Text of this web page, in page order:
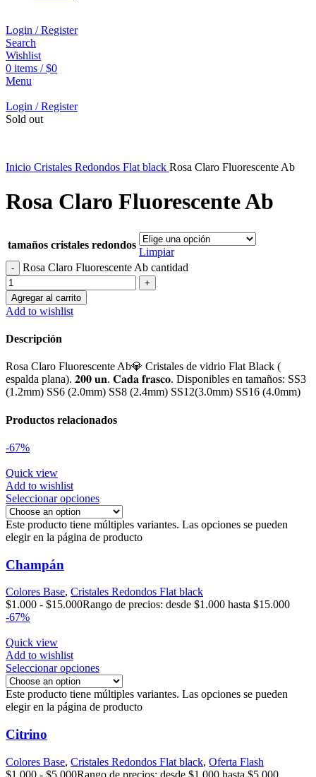
Login / Register
Search
Wishlist
0 items / $0
Menu
Login / Register
Sold out
Inicio Cristales Redondos Flat black Rosa Claro Fluorescente Ab
Rosa Claro Fluorescente Ab
tamaños cristales redondos
Limpiar
Rosa Claro Fluorescente Ab cantidad
Agregar al carrito
Add to wishlist
Descripción
Rosa Claro Fluorescente Ab💎 Cristales de vidrio Flat Black (
espalda plana). 𝟐𝟎𝟎 𝐮𝐧. 𝐂𝐚𝐝𝐚 𝐟𝐫𝐚𝐬𝐜𝐨. Disponibles en tamaños: SS3
(1.2mm) SS6 (2.0mm) SS8 (2.4mm) SS12(3.0mm) SS16 (4.0mm)
Productos relacionados
-67%
Quick view
Add to wishlist
Seleccionar opciones
Este producto tiene múltiples variantes. Las opciones se pueden
elegir en la página de producto
Champán
Colores Base, Cristales Redondos Flat black
$1.000 - $15.000Rango de precios: desde $1.000 hasta $15.000
-67%
Quick view
Add to wishlist
Seleccionar opciones
Este producto tiene múltiples variantes. Las opciones se pueden
elegir en la página de producto
Citrino
Colores Base, Cristales Redondos Flat black, Oferta Flash
$1.000 - $5.000Rango de precios: desde $1.000 hasta $5.000